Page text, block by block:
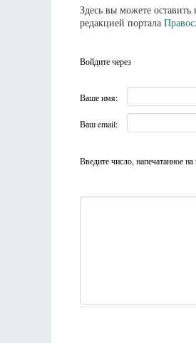
Здесь вы можете
редакцией портала
Войдите через
Ваше имя:
Ваш email:
Введите число, напечатанное на